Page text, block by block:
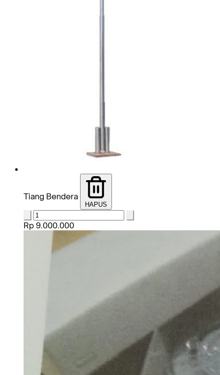
Tiang Bendera
HAPUS
Rp 9.000.000